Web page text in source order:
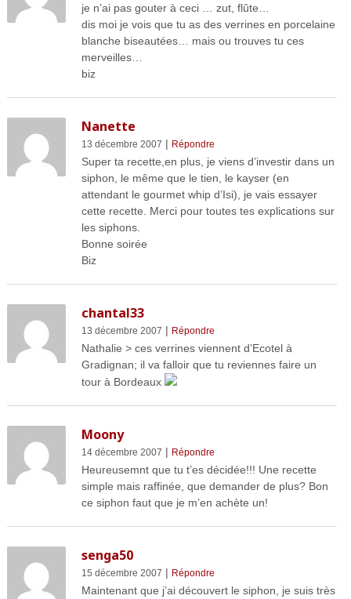
je n’ai pas gouter à ceci … zut, flûte…
dis moi je vois que tu as des verrines en porcelaine
blanche biseautées… mais ou trouves tu ces
merveilles…
biz
Nanette
13 décembre 2007 | Répondre
Super ta recette,en plus, je viens d’investir dans un
siphon, le même que le tien, le kayser (en
attendant le gourmet whip d’Isi), je vais essayer
cette recette. Merci pour toutes tes explications sur
les siphons.
Bonne soirée
Biz
chantal33
13 décembre 2007 | Répondre
Nathalie > ces verrines viennent d’Ecotel à
Gradignan; il va falloir que tu reviennes faire un
tour à Bordeaux
Moony
14 décembre 2007 | Répondre
Heureusemnt que tu t’es décidée!!! Une recette
simple mais raffinée, que demander de plus? Bon
ce siphon faut que je m’en achète un!
senga50
15 décembre 2007 | Répondre
Maintenant que j’ai découvert le siphon, je suis très